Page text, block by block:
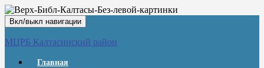
Вкл/выкл навигации
МЦРБ Калтасинский район
Главная